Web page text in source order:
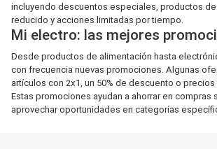
incluyendo descuentos especiales, productos
reducido y acciones limitadas por tiempo.
Mi electro: las mejores
Desde productos de alimentación hasta
con frecuencia nuevas promociones. Algunas
artículos con 2x1, un 50% de descuento o
Estas promociones ayudan a ahorrar en compras
aprovechar oportunidades en categorías